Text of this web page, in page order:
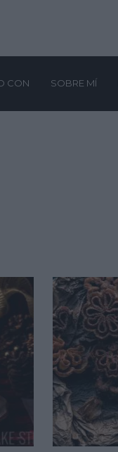
CON SOBRE MÍ